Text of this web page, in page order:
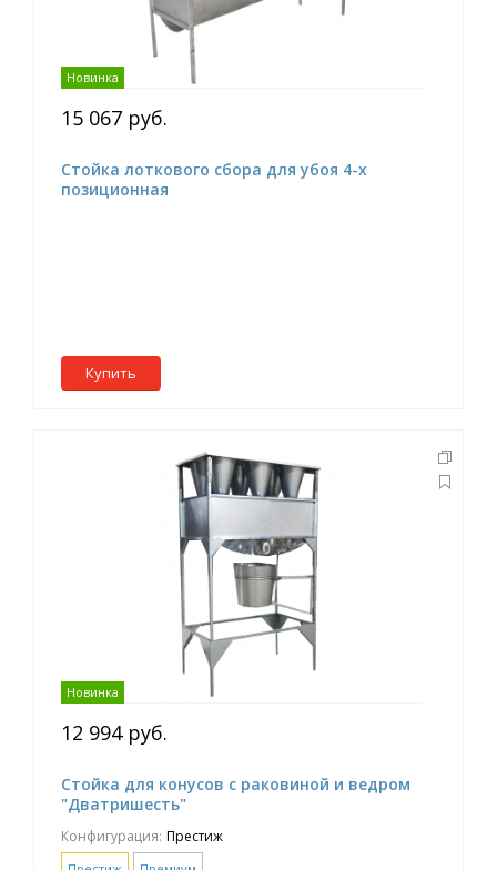
Новинка
15 067 руб.
Стойка лоткового сбора для убоя 4-х
позиционная
Купить
Новинка
12 994 руб.
Стойка для конусов с раковиной и ведром
"Дватришесть"
Конфигурация: Престиж